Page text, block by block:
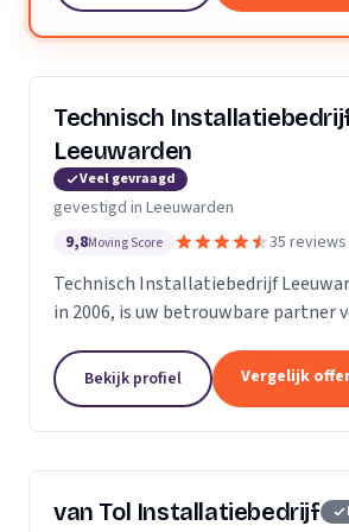
Technisch
Leeuwarden
Veel gevraagd
gevestigd in Leeuwarden
9,8Moving Score 35 reviews
Technisch Installatiebedrijf
in 2006, is uw betrouwbare partner
van (duurzame)
jarenlange...
Bekijk profiel Vergelijk
van Tol Installatiebedrijf